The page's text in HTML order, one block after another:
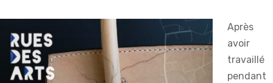
Après
avoir
travaillé
pendant